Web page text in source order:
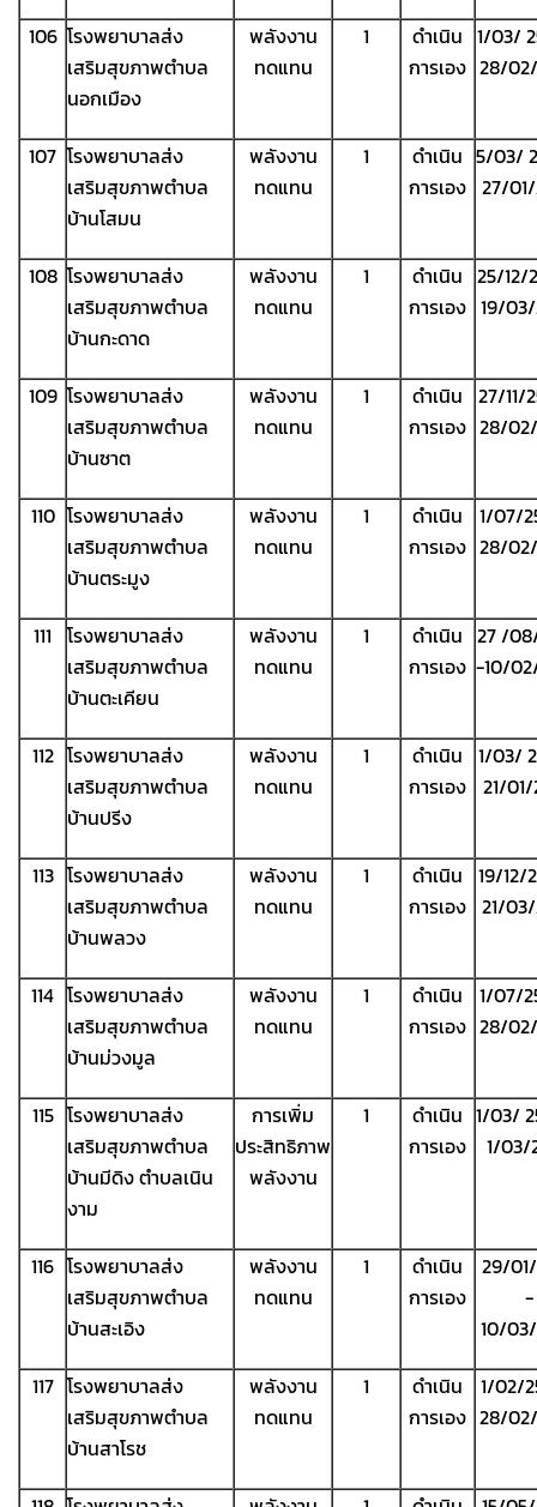
106 โรงพยาบาลส่ง
เสริมสุขภาพตำบล
นอกเมือง
พลังงาน
ทดแทน
1
ดำเนิน
การเอง
1/03/
28/
107 โรงพยาบาลส่ง
เสริมสุขภาพตำบล
บ้านโสมน
พลังงาน
ทดแทน
1
ดำเนิน
การเอง
5/03/
27/
108 โรงพยาบาลส่ง
เสริมสุขภาพตำบล
บ้านกะดาด
พลังงาน
ทดแทน
1
ดำเนิน
การเอง
25/12/
19/
109 โรงพยาบาลส่ง
เสริมสุขภาพตำบล
บ้านซาต
พลังงาน
ทดแทน
1
ดำเนิน
การเอง
27/11/
28/
110 โรงพยาบาลส่ง
เสริมสุขภาพตำบล
บ้านตระมูง
พลังงาน
ทดแทน
1
ดำเนิน
การเอง
1/07/
28/
111 โรงพยาบาลส่ง
เสริมสุขภาพตำบล
บ้านตะเคียน
พลังงาน
ทดแทน
1
ดำเนิน
การเอง
27 /
-10/
112 โรงพยาบาลส่ง
เสริมสุขภาพตำบล
บ้านปรีง
พลังงาน
ทดแทน
1
ดำเนิน
การเอง
1/03/
21/
113 โรงพยาบาลส่ง
เสริมสุขภาพตำบล
บ้านพลวง
พลังงาน
ทดแทน
1
ดำเนิน
การเอง
19/12/
21/
114 โรงพยาบาลส่ง
เสริมสุขภาพตำบล
บ้านม่วงมูล
พลังงาน
ทดแทน
1
ดำเนิน
การเอง
1/07/
28/
115 โรงพยาบาลส่ง
เสริมสุขภาพตำบล
บ้านมีดิง ตำบลเนิน
งาม
การเพิ่ม
ประสิทธิภาพ
พลังงาน
1
ดำเนิน
การเอง
1/03/
1/03/
116 โรงพยาบาลส่ง
เสริมสุขภาพตำบล
บ้านสะเอิง
พลังงาน
ทดแทน
1
ดำเนิน
การเอง
29/
-
10/
117 โรงพยาบาลส่ง
เสริมสุขภาพตำบล
บ้านสาโรช
พลังงาน
ทดแทน
1
ดำเนิน
การเอง
1/02/
28/